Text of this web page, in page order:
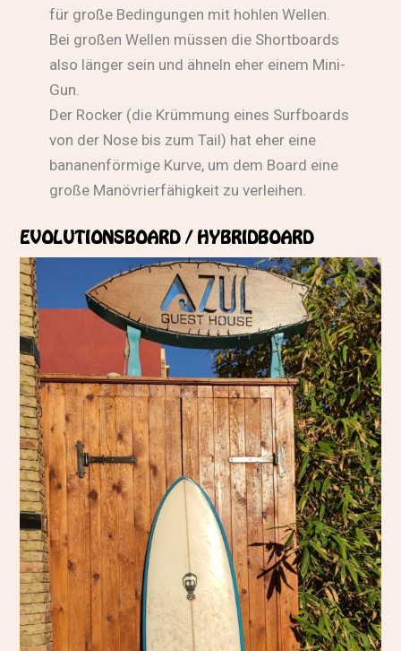
für große Bedingungen mit hohlen Wellen.
Bei großen Wellen müssen die Shortboards
also länger sein und ähneln eher einem Mini-
Gun.
Der Rocker (die Krümmung eines Surfboards
von der Nose bis zum Tail) hat eher eine
bananenförmige Kurve, um dem Board eine
große Manövrierfähigkeit zu verleihen.
EVOLUTIONSBOARD / HYBRIDBOARD